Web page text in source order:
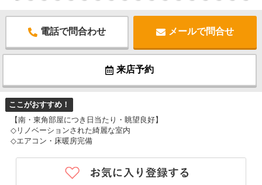
お問い合わせ
電話で問合わせ メールで問合せ
来店予約
ここがおすすめ！
【南・東角部屋につき日当たり・眺望良好】
◇リノベーションされた綺麗な室内
◇エアコン・床暖房完備